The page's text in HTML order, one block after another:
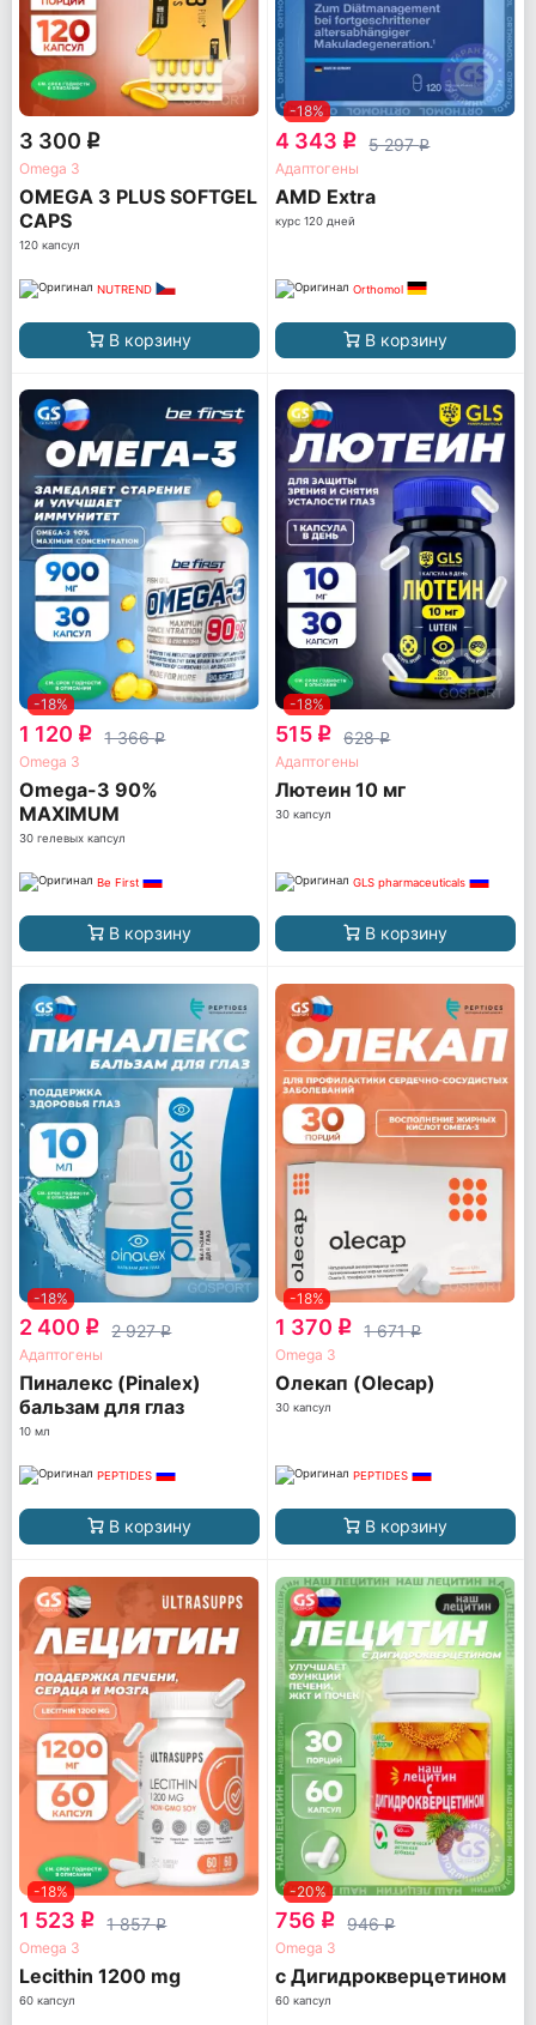
3 300 q
Omega 3
OMEGA 3 PLUS SOFTGEL
CAPS
120 капсул
NUTREND
В корзину
-18%
4 343 q 5 297q
Адаптогены
AМD Extra
курс 120 дней
Orthomol
В корзину
-18%
1 120 q 1 366q
Omega 3
Omega-3 90%
MAXIMUM
CONCENTRATION
30 гелевых капсул
Be First
В корзину
-18%
515 q 628q
Адаптогены
Лютеин 10 мг
30 капсул
GLS pharmaceuticals
В корзину
-18%
2 400 q 2 927q
Адаптогены
Пиналекс (Pinalex)
бальзам для глаз
10 мл
PEPTIDES
В корзину
-18%
1 370 q 1 671q
Omega 3
Олекап (Olecap)
30 капсул
PEPTIDES
В корзину
-18%
1 523 q 1 857q
Omega 3
Lecithin 1200 mg
60 капсул
-20%
756 q 946q
Omega 3
с Дигидрокверцетином
60 капсул